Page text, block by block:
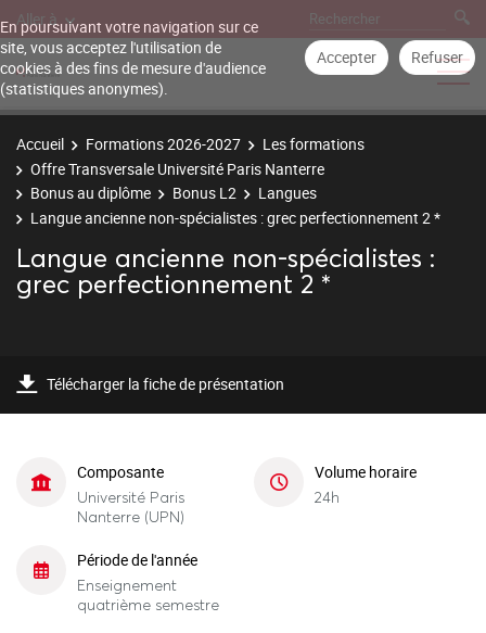
En poursuivant votre navigation sur ce
site, vous acceptez l'utilisation de
cookies à des fins de mesure d'audience
(statistiques anonymes).
Accepter Refuser
Aller à
Accueil Formations 2026-2027
Les formations
Offre Transversale Université Paris Nanterre
Bonus au diplôme
Bonus L2
Langues
Langue ancienne non-spécialistes : grec perfectionnement 2 *
Langue ancienne non-spécialistes :
grec perfectionnement 2 *
Télécharger la fiche de présentation
Composante
Université Paris
Nanterre (UPN)
Volume horaire
24h
Période de l'année
Enseignement
quatrième semestre